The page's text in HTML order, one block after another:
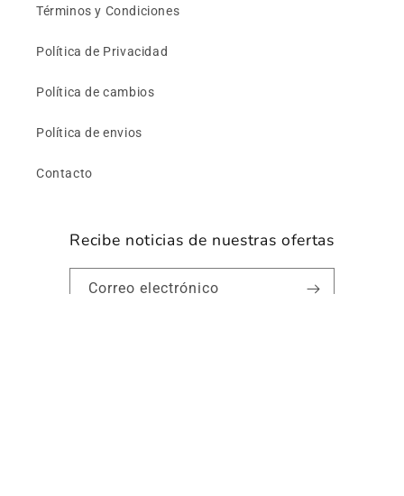
Términos y Condiciones
Política de Privacidad
Política de cambios
Política de envios
Contacto
Recibe noticias de nuestras ofertas
Correo electrónico